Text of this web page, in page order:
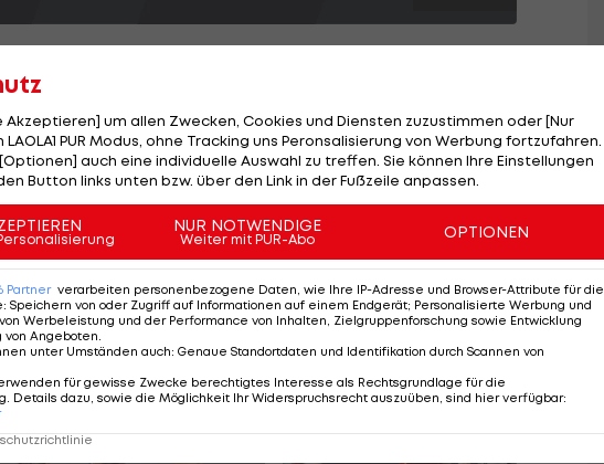
Arsene Wenger verliert im Rahmen der Asien-
Gerüchte rund um einen Wechsel von Robin van
kann der Franzose nicht mehr hören. "Wir hatten
City oder United. Uns liegen keine Angebote vor.
ihr?" Juventus Turin soll aufgrund fehlender
Akzeptieren] um allen Zwecken, Cookies und Diensten zuzustimmen oder [Nur
PUR Modus, ohne Tracking uns Peronsalisierung von Werbung fortzufahren.
auch eine individuelle Auswahl zu treffen. Sie können Ihre Einstellungen
Button links unten bzw. über den Link in der Fußzeile anpassen.
NUR NOTWENDIGE
Weiter mit PUR-Abo OPTIONEN
Partner verarbeiten personenbezogene Daten, wie Ihre IP-Adresse und Browser-Attribute für die
: Speichern von oder Zugriff auf Informationen auf einem Endgerät; Personalisierte Werbung und
Werbeleistung und der Performance von Inhalten, Zielgruppenforschung sowie Entwicklung
von Angeboten
unter Umständen auch: Genaue Standortdaten und Identifikation durch Scannen von
für gewisse Zwecke berechtigtes Interesse als Rechtsgrundlage für die
Details dazu, sowie die Möglichkeit Ihr Widerspruchsrecht auszuüben, sind hier verfügbar: